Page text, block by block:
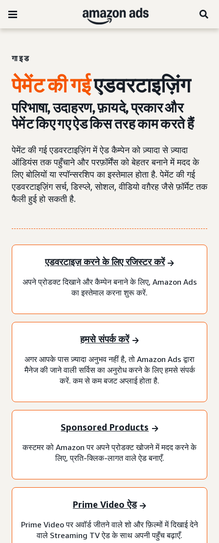
गाइड
पेमेंट की गईएडवरटाइज़िंग
परिभाषा, उदाहरण, फ़ायदे, प्रकार और
पेमेंट किए गए ऐड किस तरह काम करते हैं
पेमेंट की गई एडवरटाइज़िंग में ऐड कैम्पेन को ज़्यादा से ज़्यादा
ऑडियंस तक पहुँचाने और परफ़ॉर्मेंस को बेहतर बनाने में मदद के
लिए बोलियों या स्पॉन्सरशिप का इस्तेमाल होता है. पेमेंट की गई
एडवरटाइज़िंग सर्च, डिस्प्ले, सोशल, वीडियो वग़ैरह जैसे फ़ॉर्मेट तक
फैली हुई हो सकती है.
एडवरटाइज़ करने के लिए रजिस्टर करें
अपने प्रोडक्ट दिखाने और कैम्पेन बनाने के लिए, Amazon Ads
का इस्तेमाल करना शुरू करें.
हमसे संपर्क करें
अगर आपके पास ज़्यादा अनुभव नहीं है, तो Amazon Ads द्वारा
मैनेज की जाने वाली सर्विस का अनुरोध करने के लिए हमसे संपर्क
करें. कम से कम बजट अप्लाई होता है.
Sponsored Products
कस्टमर को Amazon पर अपने प्रोडक्ट खोजने में मदद करने के
लिए, प्रति-क्लिक-लागत वाले ऐड बनाएँ.
Prime Video ऐड
Prime Video पर अवॉर्ड जीतने वाले शो और फ़िल्मों में दिखाई देने
वाले Streaming TV ऐड के साथ अपनी पहुँच बढ़ाएँ.